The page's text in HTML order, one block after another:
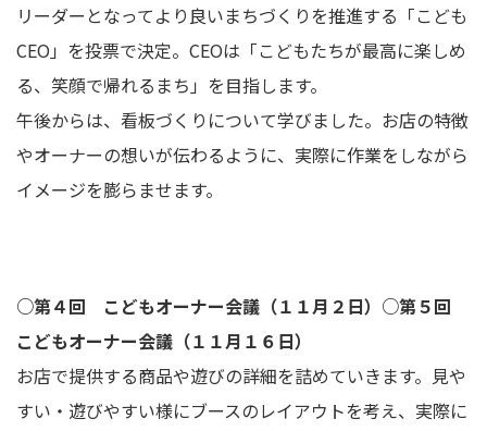
リーダーとなってより良いまちづくりを推進する「こども
CEO」を投票で決定。CEOは「こどもたちが最高に楽しめ
る、笑顔で帰れるまち」を目指します。
午後からは、看板づくりについて学びました。お店の特徴
やオーナーの想いが伝わるように、実際に作業をしながら
イメージを膨らませます。
○第４回 こどもオーナー会議（１１月２日）○第５回
こどもオーナー会議（１１月１６日）
お店で提供する商品や遊びの詳細を詰めていきます。見や
すい・遊びやすい様にブースのレイアウトを考え、実際に